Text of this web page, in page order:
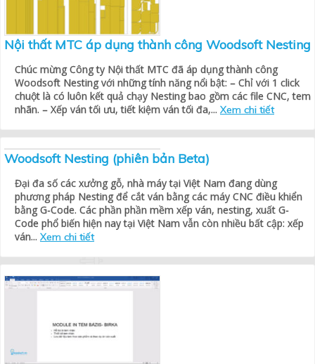
Nội thất MTC áp dụng thành công Woodsoft Nesting
Chúc mừng Công ty Nội thất MTC đã áp dụng thành công
Woodsoft Nesting với những tính năng nổi bật: – Chỉ với 1 click
chuột là có luôn kết quả chạy Nesting bao gồm các file CNC, tem
nhãn. – Xếp ván tối ưu, tiết kiệm ván tối đa,... Xem chi tiết
Woodsoft Nesting (phiên bản Beta)
Đại đa số các xưởng gỗ, nhà máy tại Việt Nam đang dùng
phương pháp Nesting để cắt ván bằng các máy CNC điều khiển
bằng G-Code. Các phần phần mềm xếp ván, nesting, xuất G-
Code phổ biến hiện nay tại Việt Nam vẫn còn nhiều bất cập: xếp
ván... Xem chi tiết